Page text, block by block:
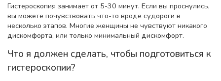
Гистероскопия занимает от 5-30 минут. Если вы проснулись,
вы можете почувствовать что-то вроде судороги в
несколько этапов. Многие женщины не чувствуют никакого
дискомфорта, или только минимальный дискомфорт.
Что я должен сделать, чтобы подготовиться к
гистероскопии?